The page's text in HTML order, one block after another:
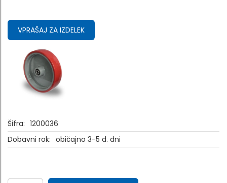
VPRAŠAJ ZA IZDELEK
Šifra: 1200036
Dobavni rok: običajno 3-5 d. dni